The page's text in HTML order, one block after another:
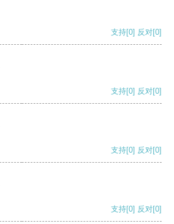
支持[0] 反对[0]
支持[0] 反对[0]
支持[0] 反对[0]
支持[0] 反对[0]